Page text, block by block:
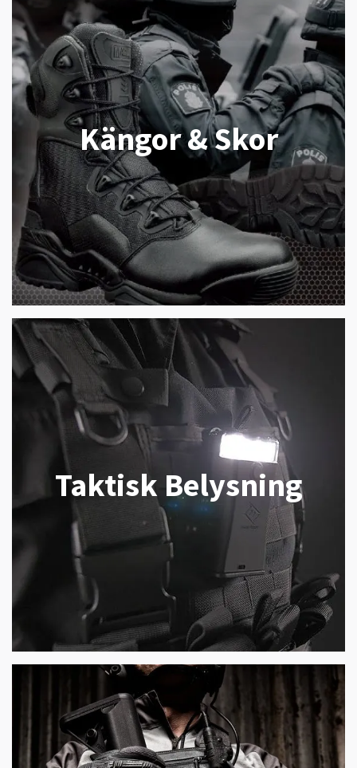
Kängor & Skor
Taktisk Belysning